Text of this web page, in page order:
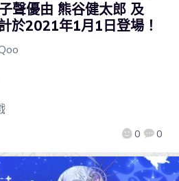
聲優由 熊谷健太郎 及
於2021年1月1日登場！
0 0